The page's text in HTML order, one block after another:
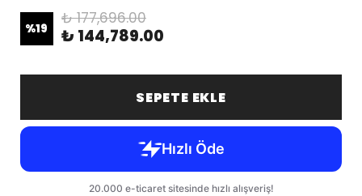
%19
₺ 177,696.00
₺ 144,789.00
SEPETE EKLE